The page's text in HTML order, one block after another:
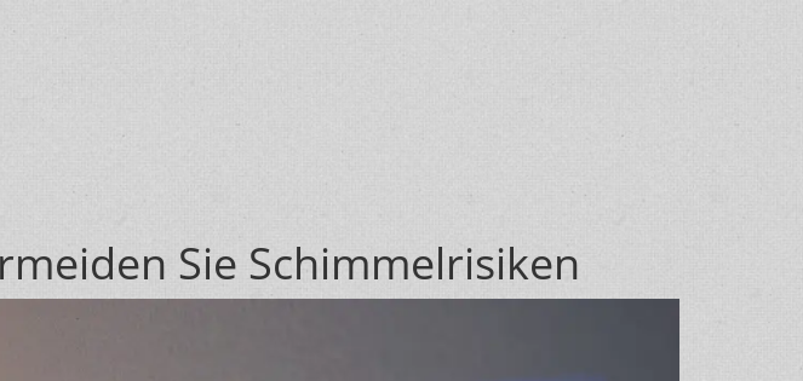
Sie Schimmelrisiken